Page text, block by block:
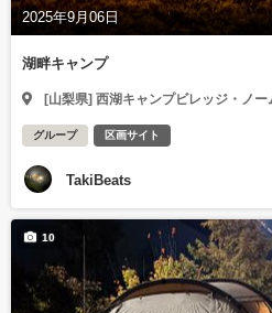
2025年9月06日
湖畔キャンプ
[山梨県] 西湖キャンプビレッジ・ノ
グループ 区画サイト
TakiBeats
10